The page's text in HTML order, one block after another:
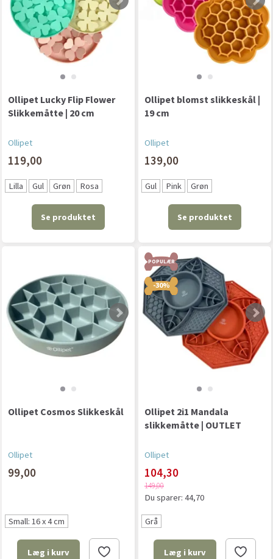
Ollipet Lucky Flip Flower
Slikkemåtte | 20 cm
Ollipet
119,00
Lilla Gul Grøn Rosa
Se produktet
Ollipet blomst slikkeskål |
19 cm
Ollipet
139,00
Gul Pink Grøn
Se produktet
Ollipet Cosmos Slikkeskål
Ollipet
99,00
Small: 16 x 4 cm
Læg i kurv
POPULÆR
-30%
Ollipet 2i1 Mandala
slikkemåtte | OUTLET
Ollipet
104,30
149,00
Du sparer: 44,70
Grå
Læg i kurv